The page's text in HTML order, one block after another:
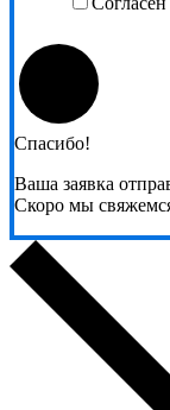
Спасибо!
Ваша заявка
Скоро мы